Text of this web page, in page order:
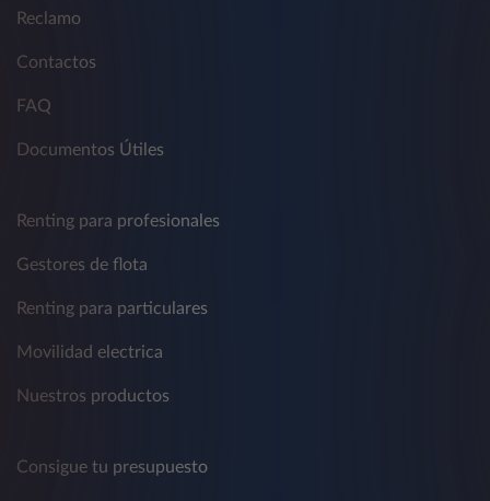
Reclamo
Contactos
FAQ
Documentos Útiles
Renting para profesionales
Gestores de flota
Renting para particulares
Movilidad electrica
Nuestros productos
Consigue tu presupuesto